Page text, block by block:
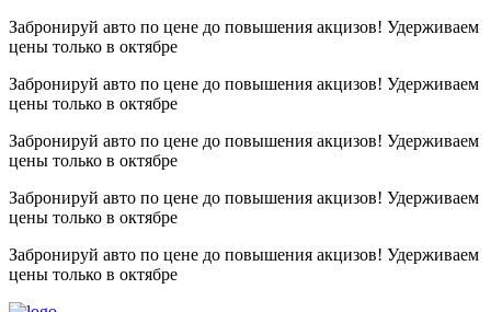
Забронируй авто по цене до повышения акцизов! Удерживаем
цены только в октябре
Забронируй авто по цене до повышения акцизов! Удерживаем
цены только в октябре
Забронируй авто по цене до повышения акцизов! Удерживаем
цены только в октябре
Забронируй авто по цене до повышения акцизов! Удерживаем
цены только в октябре
Забронируй авто по цене до повышения акцизов! Удерживаем
цены только в октябре